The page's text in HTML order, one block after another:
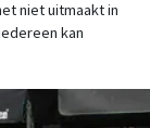
niet uitmaakt in
kan